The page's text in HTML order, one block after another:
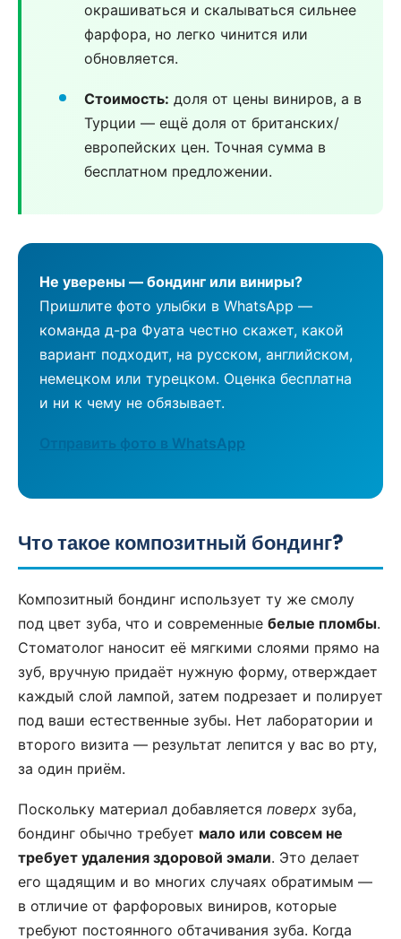
окрашиваться и скалываться сильнее
фарфора, но легко чинится или
обновляется.
Стоимость: доля от цены виниров, а в
Турции — ещё доля от британских/
европейских цен. Точная сумма в
бесплатном предложении.
Не уверены — бондинг или виниры?
Пришлите фото улыбки в WhatsApp —
команда д-ра Фуата честно скажет, какой
вариант подходит, на русском, английском,
немецком или турецком. Оценка бесплатна
и ни к чему не обязывает.
Отправить фото в WhatsApp
Что такое композитный бондинг?
Композитный бондинг использует ту же смолу
под цвет зуба, что и современные белые пломбы.
Стоматолог наносит её мягкими слоями прямо на
зуб, вручную придаёт нужную форму, отверждает
каждый слой лампой, затем подрезает и полирует
под ваши естественные зубы. Нет лаборатории и
второго визита — результат лепится у вас во рту,
за один приём.
Поскольку материал добавляется поверх зуба,
бондинг обычно требует мало или совсем не
требует удаления здоровой эмали. Это делает
его щадящим и во многих случаях обратимым —
в отличие от фарфоровых виниров, которые
требуют постоянного обтачивания зуба. Когда